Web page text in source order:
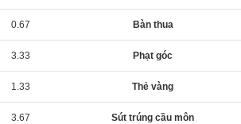
0.67 Bàn thua
3.33 Phạt góc
1.33 Thẻ vàng
3.67 Sút trúng cầu môn